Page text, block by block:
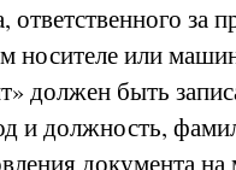
за
носителе или
должен быть
и должность,
документа